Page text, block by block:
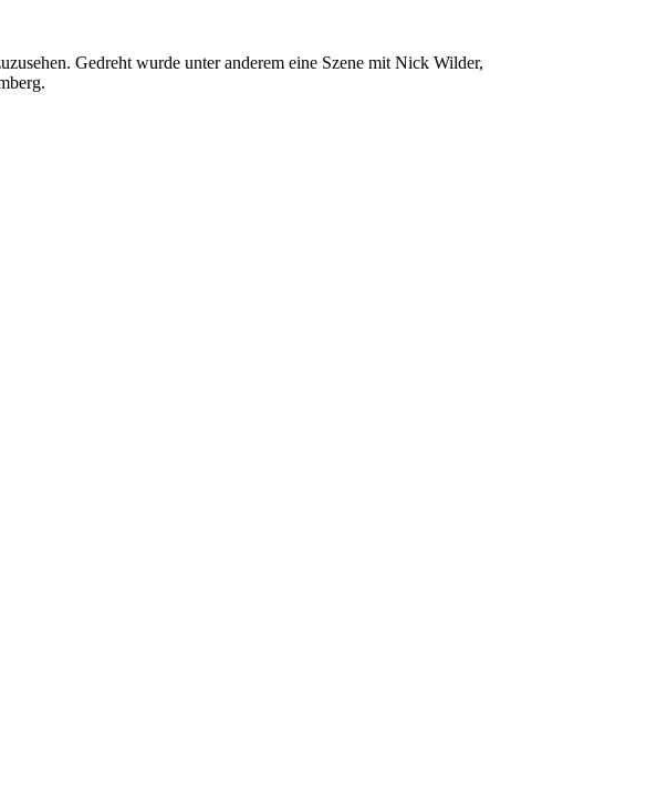
Gedreht wurde unter anderem eine Szene mit Nick Wilder,